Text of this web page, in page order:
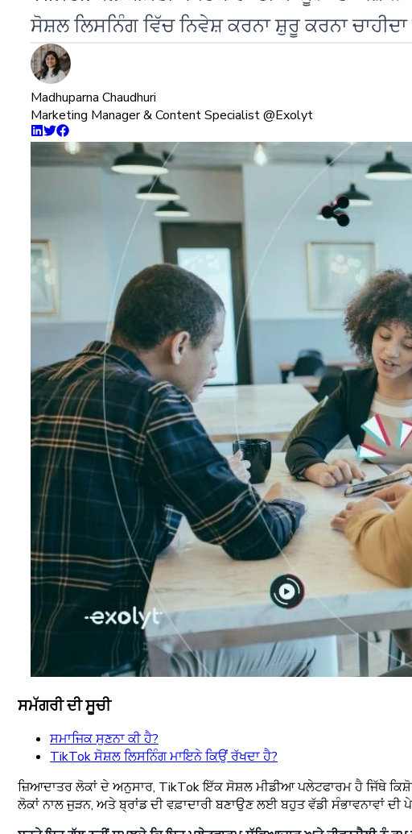
ਸੋਸ਼ਲ ਲਿਸਨਿੰਗ ਵਿੱਚ ਨਿਵੇਸ਼ ਕਰਨਾ ਸ਼ੁਰੂ ਕਰਨਾ ਚਾਹੀਦਾ
Madhuparna Chaudhuri
Marketing Manager & Content Specialist @Exolyt
ਸਮੱਗਰੀ ਦੀ ਸੂਚੀ
ਸਮਾਜਿਕ ਸੁਣਨਾ ਕੀ ਹੈ?
TikTok ਸੋਸ਼ਲ ਲਿਸਨਿੰਗ ਮਾਇਨੇ ਕਿਉਂ ਰੱਖਦਾ ਹੈ?
ਜ਼ਿਆਦਾਤਰ ਲੋਕਾਂ ਦੇ ਅਨੁਸਾਰ, TikTok ਇੱਕ ਸੋਸ਼ਲ ਮੀਡੀਆ ਪਲੇਟਫਾਰਮ ਹੈ ਜਿੱਥੇ
ਲੋਕਾਂ ਨਾਲ ਜੁੜਨ, ਅਤੇ ਬ੍ਰਾਂਡ ਦੀ ਵਫ਼ਾਦਾਰੀ ਬਣਾਉਣ ਲਈ ਬਹੁਤ ਵੱਡੀ